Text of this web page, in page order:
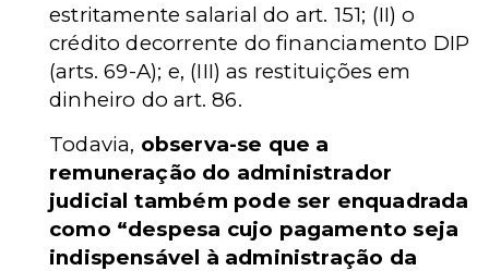
estritamente salarial do art. 151; (II) o
crédito decorrente do financiamento DIP
(arts. 69-A); e, (III) as restituições em
dinheiro do art. 86.
Todavia, observa-se que a
remuneração do administrador
judicial também pode ser enquadrada
como “despesa cujo pagamento seja
indispensável à administração da